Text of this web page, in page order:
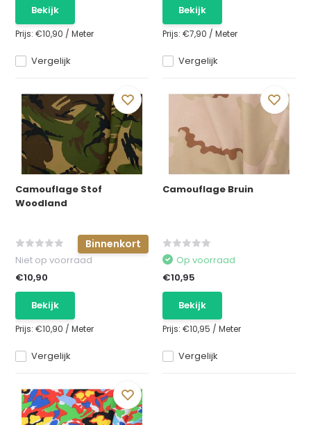
Vergelijk
Bekijk
Prijs:€10,90 /Meter
Vergelijk
Bekijk
Prijs: €7,90 / Meter
Camouflage Stof
Woodland
Binnenkort
Vergelijk
Niet op voorraad
€10,90
Bekijk
Prijs:€10,90 /Meter
Camouflage Bruin
Vergelijk
Op voorraad
€10,95
Bekijk
Prijs: €10,95 / Meter